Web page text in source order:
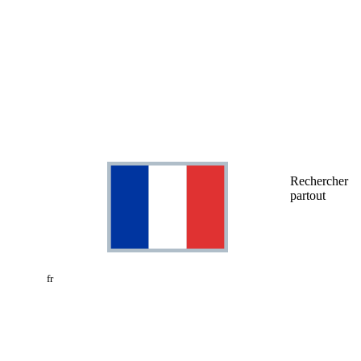
fr
Rechercher
partout